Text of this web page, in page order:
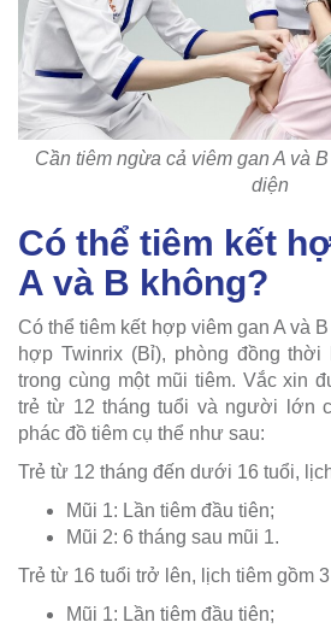
Cần tiêm ngừa cả viêm gan A và
diện
Có thể tiêm kết
A và B không?
Có thể tiêm kết hợp viêm gan A và
hợp Twinrix (Bỉ), phòng đồng
trong cùng một mũi tiêm. Vắc xin
trẻ từ 12 tháng tuổi và người lớn
phác đồ tiêm cụ thể như sau:
Trẻ từ 12 tháng đến dưới 16 tuổi,
Mũi 1: Lần tiêm đầu tiên;
Mũi 2: 6 tháng sau mũi 1.
Trẻ từ 16 tuổi trở lên, lịch tiêm gồm
Mũi 1: Lần tiêm đầu tiên;